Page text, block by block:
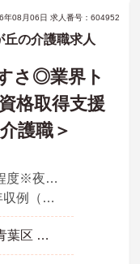
年08月06日 求人番号：604952
丘の介護職求人
さ◎業界ト
格取得支援
護職＞
月収 25.2万円～程度※夜勤手当込
年収 350万円～年収例（賞与2ヶ月、平均残業時間10時間／月を含む）
神奈川県 横浜市青葉区 藤が丘2-9-1